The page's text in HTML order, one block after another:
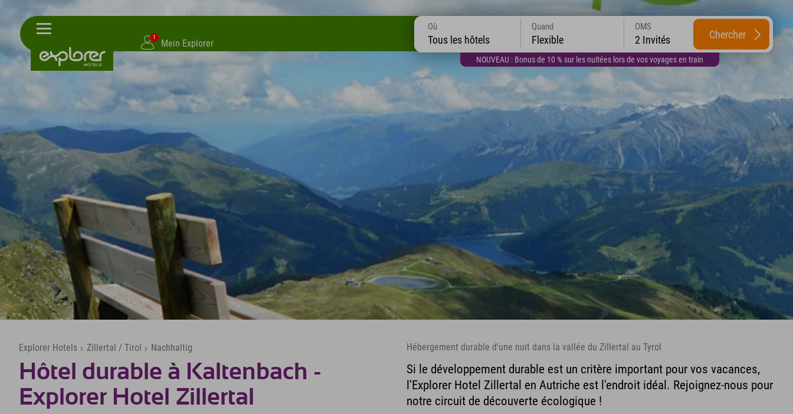
1
Mein Explorer
NOUVEAU : Bonus de 10 % sur les nuitées lors de vos voyages en train
Où
Tous les hôtels
Quand
Flexible
OMS
2 Invités Chercher
Explorer Hotels › Zillertal / Tirol › Nachhaltig
Hôtel durable à Kaltenbach -
Explorer Hotel Zillertal
Hébergement durable d'une nuit dans la vallée du Zillertal au Tyrol
Si le développement durable est un critère important pour vos vacances,
l'Explorer Hotel Zillertal en Autriche est l'endroit idéal. Rejoignez-nous pour
notre circuit de découverte écologique !